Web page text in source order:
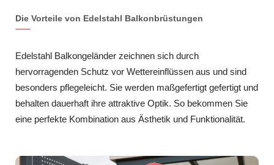
Die Vorteile von Edelstahl Balkonbrüstungen
Edelstahl Balkongeländer zeichnen sich durch
hervorragenden Schutz vor Wettereinflüssen aus und sind
besonders pflegeleicht. Sie werden maßgefertigt gefertigt und
behalten dauerhaft ihre attraktive Optik. So bekommen Sie
eine perfekte Kombination aus Ästhetik und Funktionalität.